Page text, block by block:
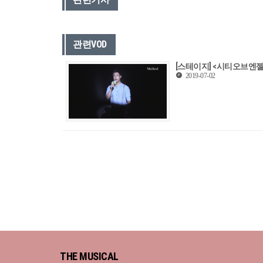
관련VOD
[스테이지] <시티오브엔
2019-07-02
THE MUSICAL